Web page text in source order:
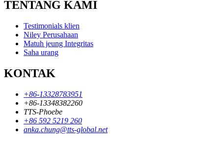
TENTANG KAMI
Testimonials klien
Niley Perusahaan
Matuh jeung Integritas
Saha urang
KONTAK
+86-13328783951
+86-13348382260
TTS-Phoebe
+86 592 5219 260
anka.chung@tts-global.net